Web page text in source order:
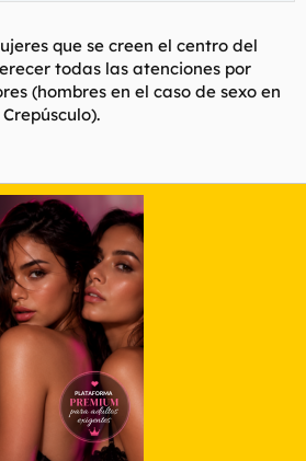
que se creen el centro del
todas las atenciones por
(hombres en el caso de sexo en